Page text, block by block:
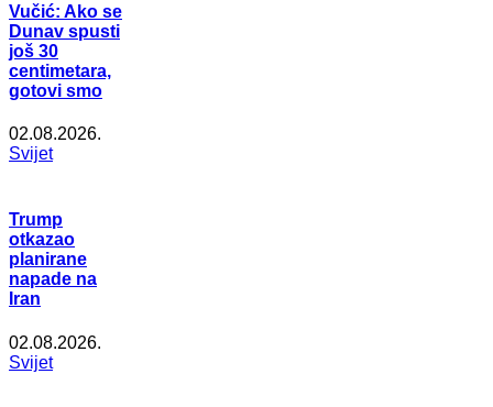
Vučić: Ako se
Dunav spusti
još 30
centimetara,
gotovi smo
02.08.2026.
Svijet
Trump
otkazao
planirane
napade na
Iran
02.08.2026.
Svijet